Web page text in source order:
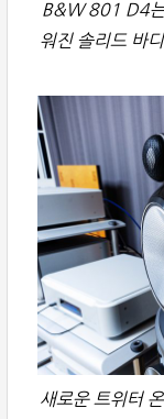
B&W 801 D4
워진 솔리드 바
새로운 트위터